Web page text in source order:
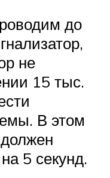
до
не
15 тыс.
В этом
5 секунд.